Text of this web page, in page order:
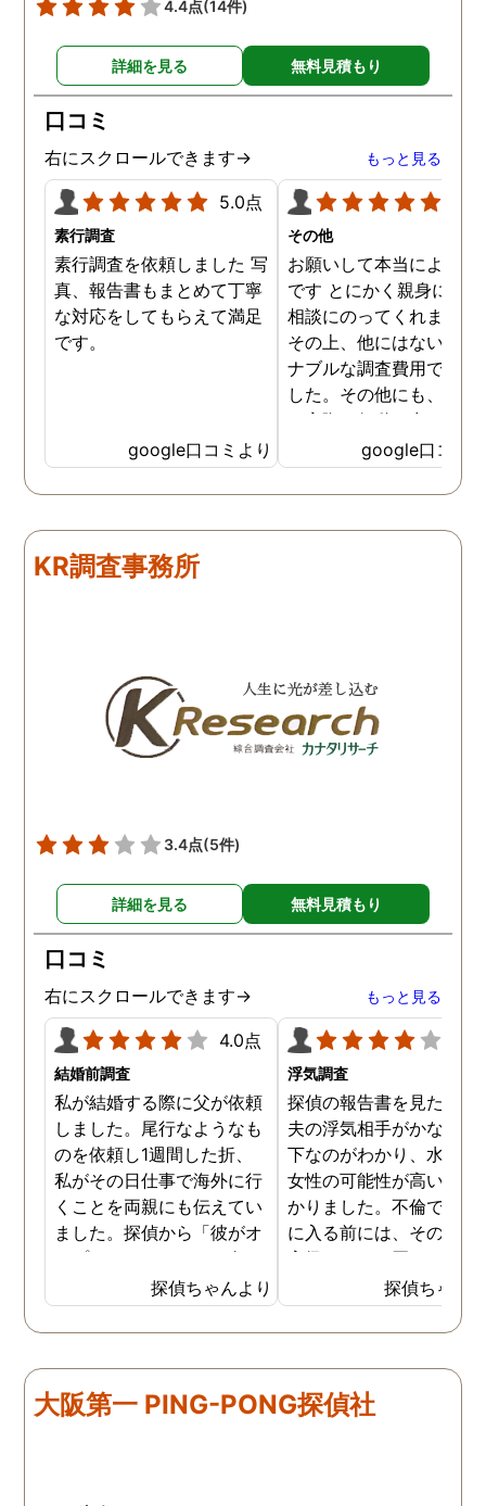
を頂いて、とても信頼出来
る探偵事務所さんだと、あ
らためて思いました。 事務
所の皆様にお世話になった
ので、クチコミの方書かせ
ていただきます。ありがと
うございました。
4.4点(14件)
詳細を見る 無料見積もり
口コミ
右にスクロールできます→ もっと見る
5.0点
素行調査
素行調査を依頼しました 写
真、報告書もまとめて丁寧
な対応をしてもらえて満足
です。
google口コミより
その他
お願いして本当によかっ
です とにかく親身にな
相談にのってくれました
その上、他にはないリー
ナブルな調査費用で済み
した。その他にも、相談
ら実際に行動に出て頂い
のが、スゴく早く問題を
決していただき、大変助
りました。 次回も是非
しろ最初の相談の段階が
google口コミ
KR調査事務所
3.4点(5件)
詳細を見る 無料見積もり
口コミ
右にスクロールできます→ もっと見る
4.0点
結婚前調査
私が結婚する際に父が依頼
しました。尾行なようなも
のを依頼し1週間した折、
私がその日仕事で海外に行
くことを両親にも伝えてい
ました。探偵から「彼がオ
ープンカーでどこかへ向か
っています、会っているの
は、、お嬢さんです！」と
父に報告があり、父は私が
に、何故。。と。夜からの
便とまでは知らせていなか
探偵ちゃんより
浮気調査
探偵の報告書を見たとき
夫の浮気相手がかなりの
下なのがわかり、水商売
女性の可能性が高いのも
かりました。不倫でホテ
に入る前には、その女性
高級バックを買ったのも
かり驚きました。怒りも
りましたが、妻がいるの
隠れてこういう事をする
拠を見せてすぐに夫の不
を辞めさせました。最初
探偵ちゃん
大阪第一 PING-PONG探偵社